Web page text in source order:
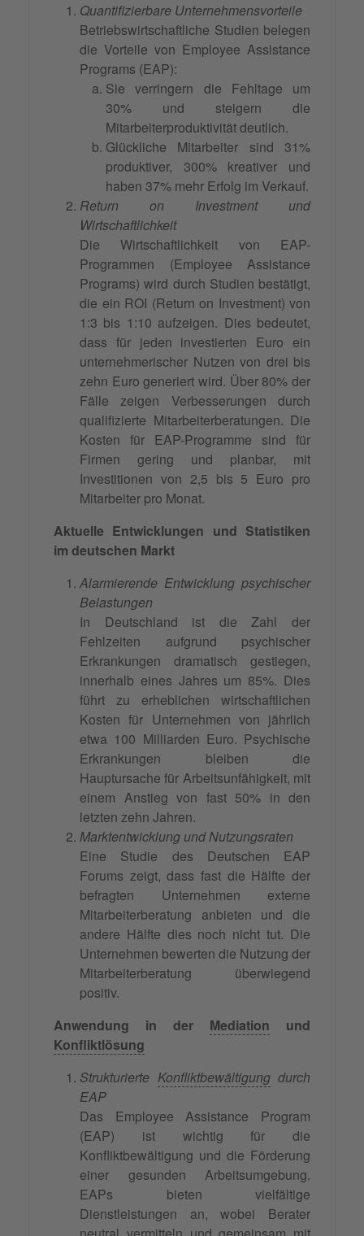
Quantifizierbare Unternehmensvorteile
Betriebswirtschaftliche Studien belegen
die Vorteile von Employee Assistance
Programs (EAP):
Sie verringern die Fehltage um
30% und steigern die
Mitarbeiterproduktivität deutlich.
Glückliche Mitarbeiter sind 31%
produktiver, 300% kreativer und
haben 37% mehr Erfolg im Verkauf.
Return on Investment und
Wirtschaftlichkeit
Die Wirtschaftlichkeit von EAP-
Programmen (Employee Assistance
Programs) wird durch Studien bestätigt,
die ein ROI (Return on Investment) von
1:3 bis 1:10 aufzeigen. Dies bedeutet,
dass für jeden investierten Euro ein
unternehmerischer Nutzen von drei bis
zehn Euro generiert wird. Über 80% der
Fälle zeigen Verbesserungen durch
qualifizierte Mitarbeiterberatungen. Die
Kosten für EAP-Programme sind für
Firmen gering und planbar, mit
Investitionen von 2,5 bis 5 Euro pro
Mitarbeiter pro Monat.
Aktuelle Entwicklungen und Statistiken
im deutschen Markt
Alarmierende Entwicklung psychischer
Belastungen
In Deutschland ist die Zahl der
Fehlzeiten aufgrund psychischer
Erkrankungen dramatisch gestiegen,
innerhalb eines Jahres um 85%. Dies
führt zu erheblichen wirtschaftlichen
Kosten für Unternehmen von jährlich
etwa 100 Milliarden Euro. Psychische
Erkrankungen bleiben die
Hauptursache für Arbeitsunfähigkeit, mit
einem Anstieg von fast 50% in den
letzten zehn Jahren.
Marktentwicklung und Nutzungsraten
Eine Studie des Deutschen EAP
Forums zeigt, dass fast die Hälfte der
befragten Unternehmen externe
Mitarbeiterberatung anbieten und die
andere Hälfte dies noch nicht tut. Die
Unternehmen bewerten die Nutzung der
Mitarbeiterberatung überwiegend
positiv.
Anwendung in der Mediation und
Konfliktlösung
Strukturierte Konfliktbewältigungdurch
EAP
Das Employee Assistance Program
(EAP) ist wichtig für die
Konfliktbewältigung und die Förderung
einer gesunden Arbeitsumgebung.
EAPs bieten vielfältige
Dienstleistungen an, wobei Berater